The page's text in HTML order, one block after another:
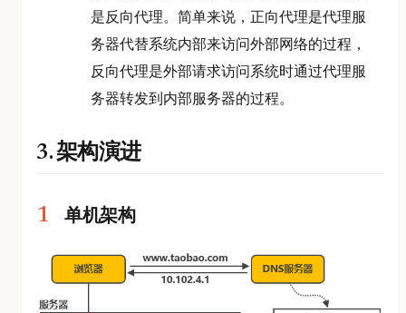
是反向代理。简单来说，正向代理是代理服
务器代替系统内部来访问外部网络的过程，
反向代理是外部请求访问系统时通过代理服
务器转发到内部服务器的过程。
3. 架构演进
单机架构